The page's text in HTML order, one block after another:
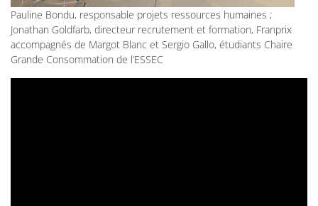
Pauline Bondu, responsable projets ressources humaines ;
Jonathan Goldfarb, directeur recrutement et formation, Franprix
accompagnés de Margot Blanc et Sergio Gallo, étudiants Chaire
Grande Consommation de l’ESSEC